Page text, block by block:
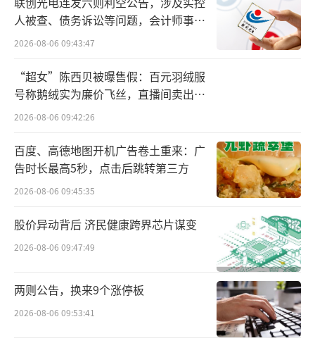
而这只Pre-REIT基金将由中信金石担任管
理人，总规模为22.34亿元。其中，万聚盈通、
深圳万科将暂认缴56.05%，后续会将36.05%
的认缴份额转让至其他机构；此外，中信证券
投资及中信金石合计认缴8.95%。
据悉，该基金将收购深圳龙岗万科广场和
北京旧宫万科广场，以及经营性物业贷款等负
债。
资料显示，2023年深圳龙岗万科广场销售
额达28亿元，出租率99.6%，经营建筑面积10.
2㎡；同一时期，北京旧宫万科广场营业额超6
亿元。交易落地后，万科有望借助两大运营稳
定较为核心的资产，实现部分资金回笼。
人被查、债务诉讼等问题，会计师事务
所曾出具“保留意见”
2026-08-06 09:43:47
“超女”陈西贝被曝售假：百元羽绒服
号称鹅绒实为廉价飞丝，直播间卖出超
百万元
2026-08-06 09:42:26
百度、高德地图开机广告卷土重来：广
告时长最高5秒，点击后跳转第三方
2026-08-06 09:45:35
股价异动背后 济民健康跨界芯片谋变
2026-08-06 09:47:49
两则公告，换来9个涨停板
2026-08-06 09:53:41